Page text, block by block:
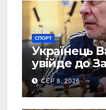
СПОРТ
Українець
увійде до
шахової
СЕР 8, 2026